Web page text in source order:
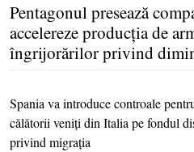
Pentagonul presează
accelereze producţia de
îngrijorărilor privind
Spania va introduce controale
călătorii veniţi din Italia pe fondul
privind migraţia